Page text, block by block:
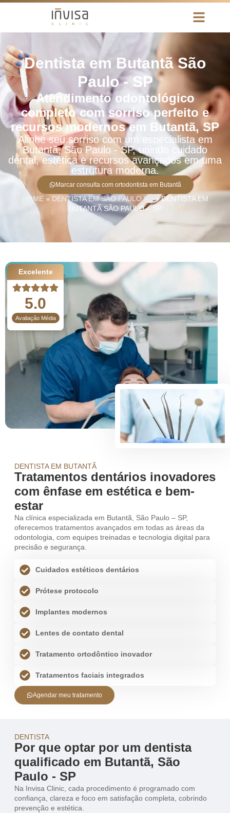
Dentista em Butantã São
Paulo - SP
Atendimento odontológico
completo com sorriso perfeito e
recursos modernos em Butantã, SP
Alinhe seu sorriso com um especialista em
Butantã, São Paulo - SP, unindo cuidado
dental, estética e recursos avançados em uma
estrutura moderna.
Marcar consulta com ortodontista em Butantã
HOME» DENTISTA EM SÃO PAULO SP»DENTISTA EM
BUTANTÃ SÃO PAULO – SP
Excelente
5.0
Avaliação Média
DENTISTA EM BUTANTÃ
Tratamentos dentários inovadores
com ênfase em estética e bem-
estar
Na clínica especializada em Butantã, São Paulo – SP,
oferecemos tratamentos avançados em todas as áreas da
odontologia, com equipes treinadas e tecnologia digital para
precisão e segurança.
Cuidados estéticos dentários
Prótese protocolo
Implantes modernos
Lentes de contato dental
Tratamento ortodôntico inovador
Tratamentos faciais integrados
Agendar meu tratamento
DENTISTA
Por que optar por um dentista
qualificado em Butantã, São
Paulo - SP
Na Invisa Clinic, cada procedimento é programado com
confiança, clareza e foco em satisfação completa, cobrindo
prevenção e estética.